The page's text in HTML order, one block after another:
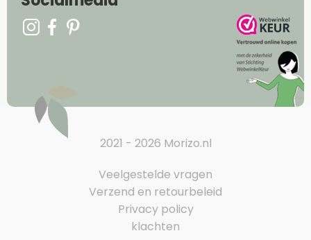
2021 - 2026 Morizo.nl
Veelgestelde vragen
Verzend en retourbeleid
Privacy policy
klachten